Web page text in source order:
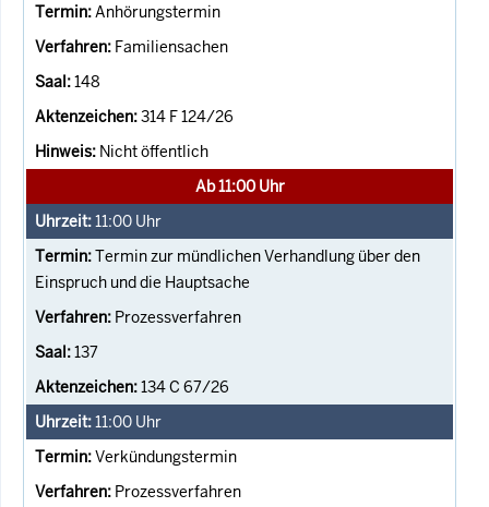
Anhörungstermin
Familiensachen
148
314 F 124/26
Nicht öffentlich
Ab 11:00 Uhr
11:00 Uhr
Termin zur mündlichen Verhandlung über den
Einspruch und die Hauptsache
Prozessverfahren
137
134 C 67/26
11:00 Uhr
Verkündungstermin
Prozessverfahren